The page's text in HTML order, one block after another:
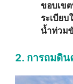
ขอบเข
ระเบียบ
น้ำท่วม
2. การถมดิ